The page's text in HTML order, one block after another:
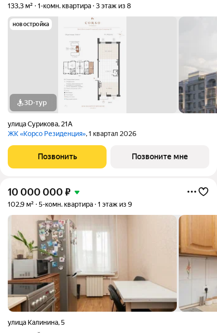
133,3 м² 1-комн. квартира 3 этаж из 8
новостройка
3D-тур
улица Сурикова, 21А
ЖК «Корсо Резиденция», 1 квартал 2026
Позвонить Позвоните мне
10 000 000 ₽
102,9 м² 5-комн. квартира 1 этаж из 9
улица Калинина,5